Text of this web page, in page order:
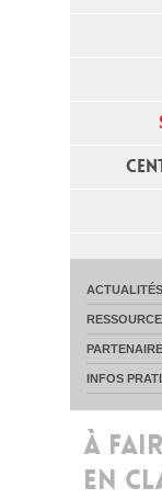
ACTUALITÉS
INFOS
À
EN